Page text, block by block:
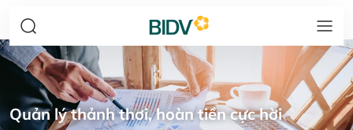
Quản lý thảnh thơi, hoàn tiền cực hời